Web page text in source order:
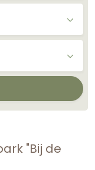
"Bij de